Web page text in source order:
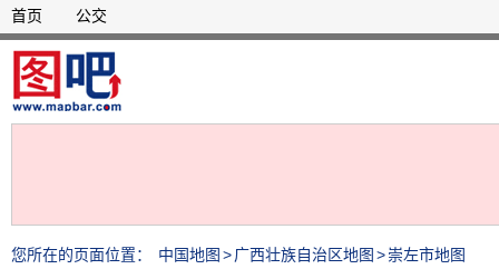
首页 公交
您所在的页面位置： 中国地图 >广西壮族自治区地图 >崇左市地图